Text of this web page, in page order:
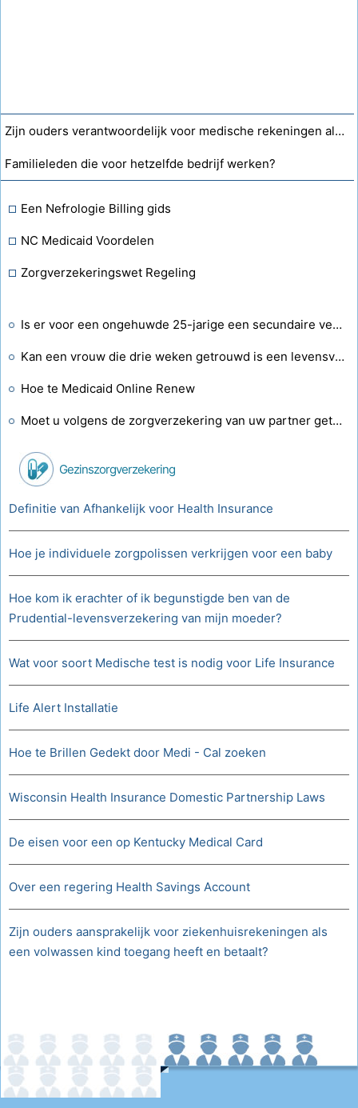
Zijn ouders verantwoordelijk voor medische rekeningen als een 20-jarige in de staat New York zonder verzekering is?
Familieleden die voor hetzelfde bedrijf werken?
Een Nefrologie Billing gids
NC Medicaid Voordelen
Zorgverzekeringswet Regeling
Is er voor een ongehuwde 25-jarige een secundaire verzekering beschikbaar om de 20 procent te dekken die niet onder de collectieve polis valt?
Kan een vrouw die drie weken getrouwd is een levensverzekering afsluiten?
Hoe te Medicaid Online Renew
Moet u volgens de zorgverzekering van uw partner getrouwd zijn?
Gezinszorgverzekering
Definitie van Afhankelijk voor Health Insurance
Hoe je individuele zorgpolissen verkrijgen voor een baby
Hoe kom ik erachter of ik begunstigde ben van de
Prudential-levensverzekering van mijn moeder?
Wat voor soort Medische test is nodig voor Life Insurance
Life Alert Installatie
Hoe te Brillen Gedekt door Medi - Cal zoeken
Wisconsin Health Insurance Domestic Partnership Laws
De eisen voor een op Kentucky Medical Card
Over een regering Health Savings Account
Zijn ouders aansprakelijk voor ziekenhuisrekeningen als
een volwassen kind toegang heeft en betaalt?